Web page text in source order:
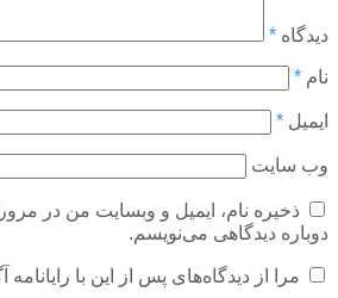
دیدگاه *
نام *
ایمیل *
وب‌ سایت
ذخیره نام، ایمیل و وبسایت من در
دوباره دیدگاهی می‌نویسم.
مرا از دیدگاه‌های پس از این با رایانامه